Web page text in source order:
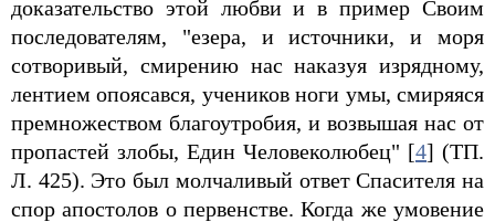
доказательство этой любви и в пример Своим
последователям, "езера, и источники, и моря
сотворивый, смирению нас наказуя изрядному,
лентием опоясався, учеников ноги умы, смиряяся
премножеством благоутробия, и возвышая нас от
пропастей злобы, Един Человеколюбец" [4] (ТП.
Л. 425). Это был молчаливый ответ Спасителя на
спор апостолов о первенстве. Когда же умовение